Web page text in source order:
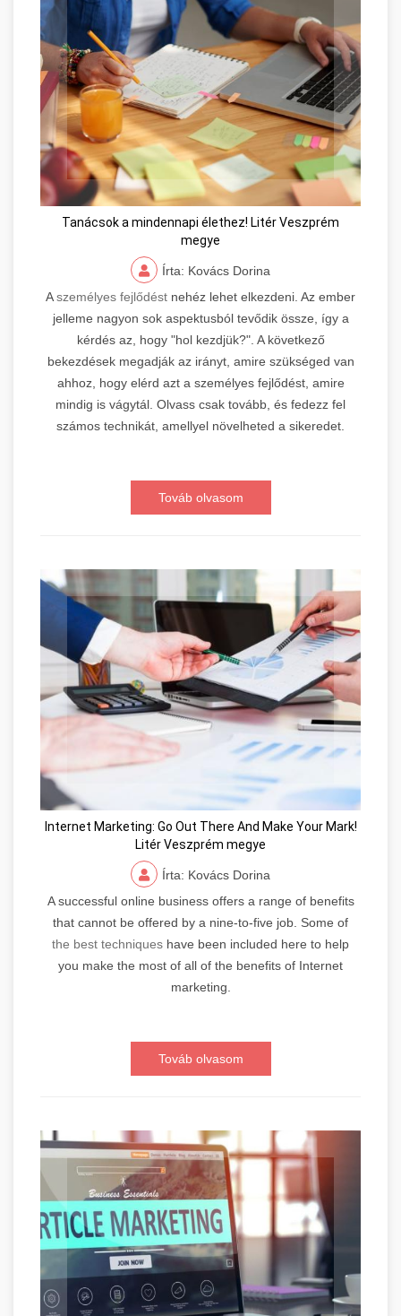
Tanácsok a mindennapi élethez! Litér Veszprém
megye
Írta: Kovács Dorina
Aszemélyes fejlődést nehéz lehet elkezdeni. Az ember
jelleme nagyon sok aspektusból tevődik össze, így a
kérdés az, hogy "hol kezdjük?". A következő
bekezdések megadják az irányt, amire szükséged van
ahhoz, hogy elérd azt a személyes fejlődést, amire
mindig is vágytál. Olvass csak tovább, és fedezz fel
számos technikát, amellyel növelheted a sikeredet.
Továb olvasom
Internet Marketing: Go Out There And Make Your Mark!
Litér Veszprém megye
Írta: Kovács Dorina
A successful online business offers a range of benefits
that cannot be offered by a nine-to-five job. Some of
the best techniques have been included here to help
you make the most of all of the benefits of Internet
marketing.
Továb olvasom